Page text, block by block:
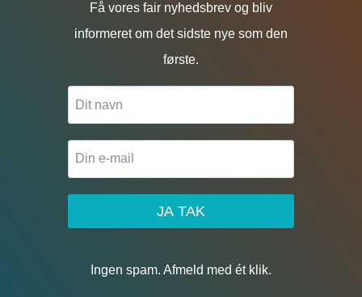
Få vores fair nyhedsbrev og bliv
informeret om det sidste nye som den
første.
JA TAK
Ingen spam. Afmeld med ét klik.